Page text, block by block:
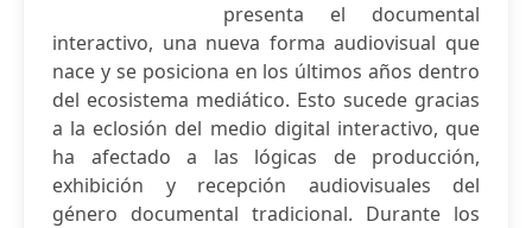
presenta el documental
interactivo, una nueva forma audiovisual que
nace y se posiciona en los últimos años dentro
del ecosistema mediático. Esto sucede gracias
a la eclosión del medio digital interactivo, que
ha afectado a las lógicas de producción,
exhibición y recepción audiovisuales del
género documental tradicional. Durante los